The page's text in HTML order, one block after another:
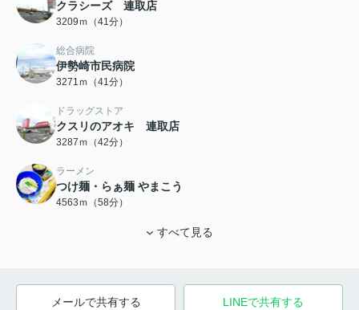
クラシーズ 連取店
3209ｍ（41分）
総合病院
伊勢崎市民病院
3271ｍ（41分）
ドラッグストア
クスリのアオキ 連取店
3287ｍ（42分）
ラーメン
つけ麺・らぁ麺 やまこう
4563ｍ（58分）
すべて見る
メールで共有する LINEで共有する